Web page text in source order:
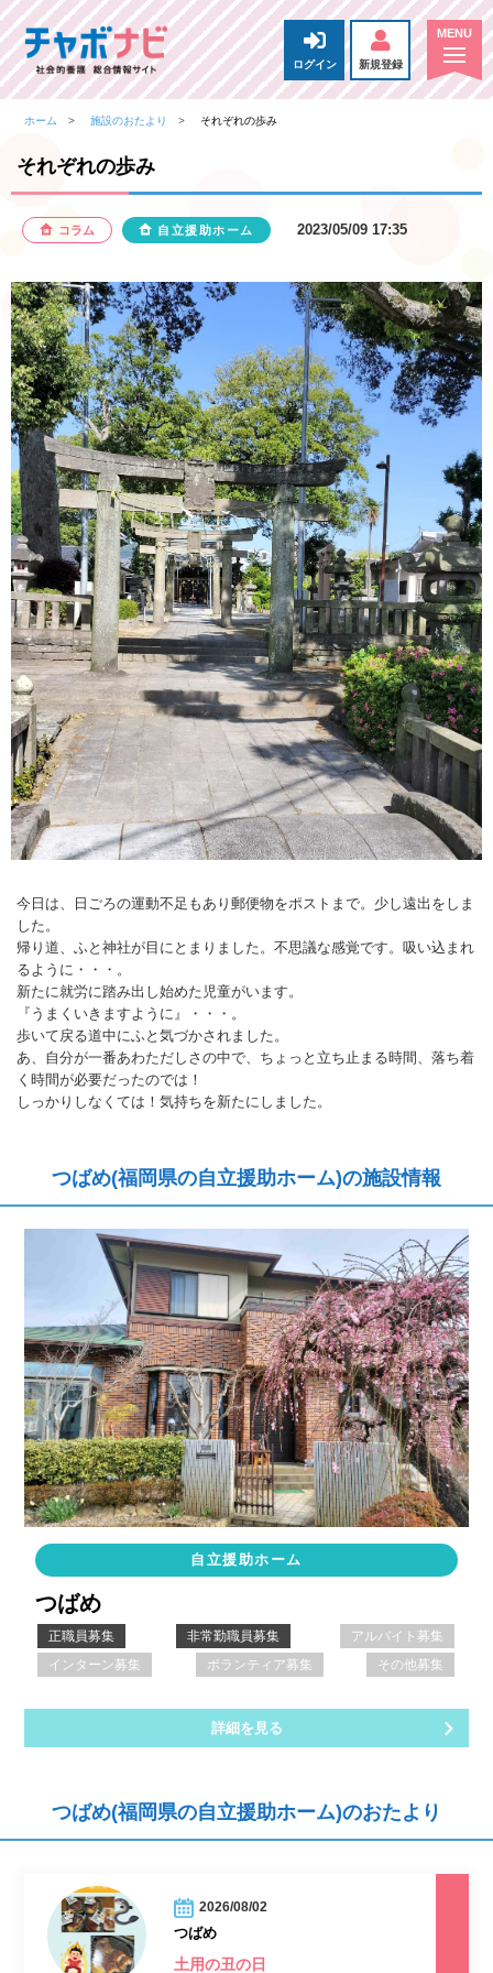
ログイン 新規登録
ホーム 施設のおたより それぞれの歩み
それぞれの歩み
コラム 自立援助ホーム 2023/05/09 17:35
今日は、日ごろの運動不足もあり郵便物をポストまで。少し遠出をしま
した。
帰り道、ふと神社が目にとまりました。不思議な感覚です。吸い込まれ
るように・・・。
新たに就労に踏み出し始めた児童がいます。
『うまくいきますように』・・・。
歩いて戻る道中にふと気づかされました。
あ、自分が一番あわただしさの中で、ちょっと立ち止まる時間、落ち着
く時間が必要だったのでは！
しっかりしなくては！気持ちを新たにしました。
つばめ(福岡県の自立援助ホーム)の施設情報
自立援助ホーム
つばめ
正職員募集 非常勤職員募集
アルバイト募集
インターン募集
ボランティア募集 その他募集
詳細を見る
つばめ(福岡県の自立援助ホーム)のおたより
2026/08/02
つばめ
土用の丑の日